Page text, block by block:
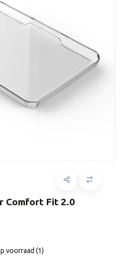
Comfort Fit 2.0
voorraad (1)